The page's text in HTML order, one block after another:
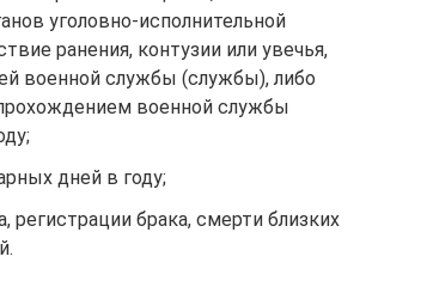
уголовно-исполнительной
ранения, контузии или увечья,
военной службы (службы), либо
военной службы
дней в году;
регистрации брака, смерти близких